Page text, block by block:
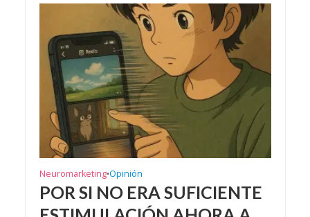
Neuromarketing•Opinión
POR SI NO ERA SUFICIENTE